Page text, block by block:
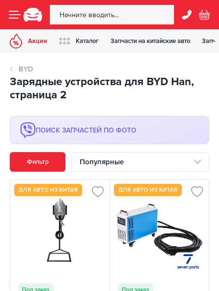
Акции Каталог Запчасти на китайские авто
BYD
Зарядные устройства для BYD Han,
страница 2
ПОИСК ЗАПЧАСТЕЙ ПО ФОТО
Фильтр Популярные
ДЛЯ АВТО ИЗ КИТАЯ
Под заказ
ДЛЯ АВТО ИЗ КИТАЯ
Под заказ